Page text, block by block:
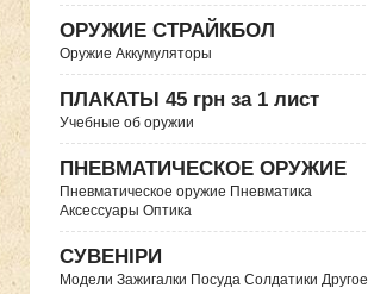
ОРУЖИЕ СТРАЙКБОЛ
Оружие Аккумуляторы
ПЛАКАТЫ 45 грн за 1 лист
Учебные об оружии
ПНЕВМАТИЧЕСКОЕ ОРУЖИЕ
Пневматическое оружие Пневматика
Аксессуары Оптика
СУВЕНІРИ
Модели Зажигалки Посуда Солдатики Другое